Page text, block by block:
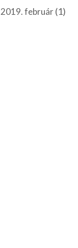
2019. február(1)